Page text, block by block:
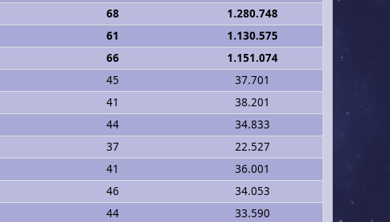
68
1.280.748
61
1.130.575
66
1.151.074
45
37.701
41
38.201
44
34.833
37
22.527
41
36.001
46
34.053
44
33.590